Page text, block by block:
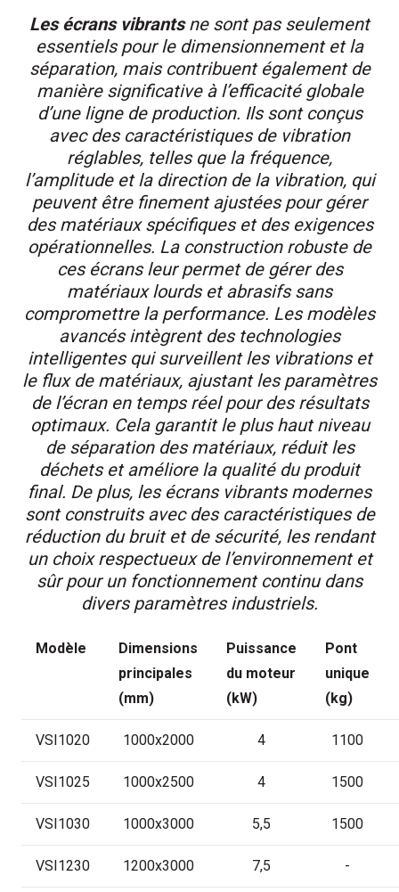
Les écrans vibrantsne sont pas seulement
essentiels pour le dimensionnement et la
séparation, mais contribuent également de
manière significative à l’efficacité globale
d’une ligne de production. Ils sont conçus
avec des caractéristiques de vibration
réglables, telles que la fréquence,
l’amplitude et la direction de la vibration, qui
peuvent être finement ajustées pour gérer
des matériaux spécifiques et des exigences
opérationnelles. La construction robuste de
ces écrans leur permet de gérer des
matériaux lourds et abrasifs sans
compromettre la performance. Les modèles
avancés intègrent des technologies
intelligentes qui surveillent les vibrations et
le flux de matériaux, ajustant les paramètres
de l’écran en temps réel pour des résultats
optimaux. Cela garantit le plus haut niveau
de séparation des matériaux, réduit les
déchets et améliore la qualité du produit
final. De plus, les écrans vibrants modernes
sont construits avec des caractéristiques de
réduction du bruit et de sécurité, les rendant
un choix respectueux de l’environnement et
sûr pour un fonctionnement continu dans
divers paramètres industriels.
Modèle
Dimensions
principales
(mm)
Puissance
du moteur
(kW)
Pont
unique
(kg)
VSI1020 1000x2000 4 1100
VSI1025 1000x2500 4 1500
VSI1030 1000x3000 5,5 1500
VSI1230 1200x3000 7,5 -